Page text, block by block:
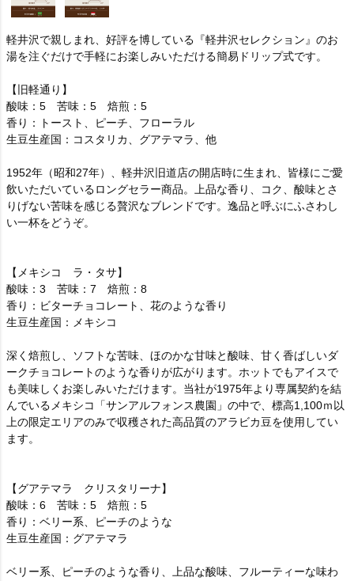
軽井沢で親しまれ、好評を博している『軽井沢セレクション』のお
湯を注ぐだけで手軽にお楽しみいただける簡易ドリップ式です。
【旧軽通り】
酸味：5 苦味：5 焙煎：5
香り：トースト、ピーチ、フローラル
生豆生産国：コスタリカ、グアテマラ、他
1952年（昭和27年）、軽井沢旧道店の開店時に生まれ、皆様にご愛
飲いただいているロングセラー商品。上品な香り、コク、酸味とさ
りげない苦味を感じる贅沢なブレンドです。逸品と呼ぶにふさわし
い一杯をどうぞ。
【メキシコ ラ・タサ】
酸味：3 苦味：7 焙煎：8
香り：ビターチョコレート、花のような香り
生豆生産国：メキシコ
深く焙煎し、ソフトな苦味、ほのかな甘味と酸味、甘く香ばしいダ
ークチョコレートのような香りが広がります。ホットでもアイスで
も美味しくお楽しみいただけます。当社が1975年より専属契約を結
んでいるメキシコ「サンアルフォンス農園」の中で、標高1,100ｍ以
上の限定エリアのみで収穫された高品質のアラビカ豆を使用してい
ます。
【グアテマラ クリスタリーナ】
酸味：6 苦味：5 焙煎：5
香り：ベリー系、ピーチのような
生豆生産国：グアテマラ
ベリー系、ピーチのような香り、上品な酸味、フルーティーな味わ